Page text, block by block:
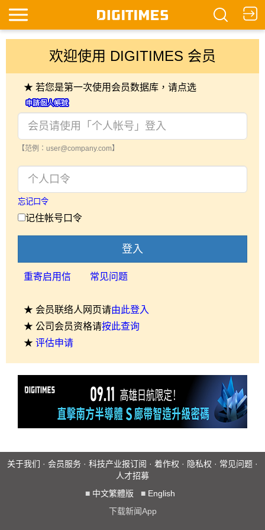
欢迎使用 DIGITIMES 会员
★ 若您是第一次使用会员数据库，请点选
【范例：user@company.com】
忘记口令
记住帐号口令
登入
重寄启用信 常见问题
★ 会员联络人网页请由此登入
★ 公司会员资格请按此查询
★ 评估申请
关于我们 · 会员服务 · 科技产业报订阅 · 着作权 · 隐私权 · 常见问题 ·
人才招募
■ 中文繁體版 ■ English
下载新闻App